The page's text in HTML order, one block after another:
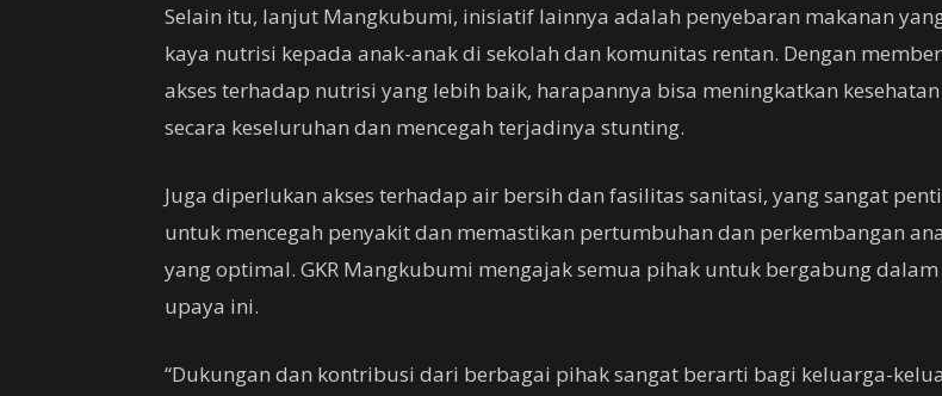
Selain itu, lanjut Mangkubumi, inisiatif lainnya adalah penyebaran makanan
kaya nutrisi kepada anak-anak di sekolah dan komunitas rentan. Dengan
akses terhadap nutrisi yang lebih baik, harapannya bisa meningkatkan kesehatan
secara keseluruhan dan mencegah terjadinya stunting.
Juga diperlukan akses terhadap air bersih dan fasilitas sanitasi, yang sangat
untuk mencegah penyakit dan memastikan pertumbuhan dan perkembangan
yang optimal. GKR Mangkubumi mengajak semua pihak untuk bergabung dalam
upaya ini.
“Dukungan dan kontribusi dari berbagai pihak sangat berarti bagi keluarga-